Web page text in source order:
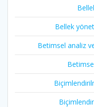
Bellek
Betimsel analiz